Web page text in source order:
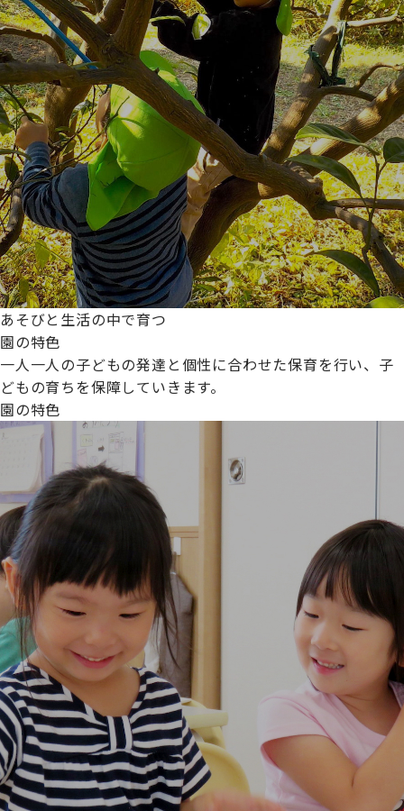
あそびと生活の中で育つ
園の特色
一人一人の子どもの発達と個性に合わせた保育を行い、子
どもの育ちを保障していきます。
園の特色